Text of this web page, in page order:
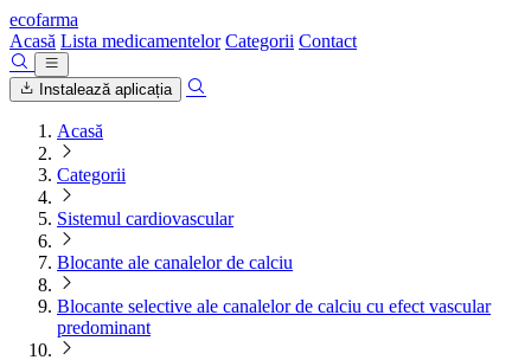
ecofarma
Acasă Lista medicamentelor Categorii Contact
Instalează aplicația
Acasă
Categorii
Sistemul cardiovascular
Blocante ale canalelor de calciu
Blocante selective ale canalelor de calciu cu efect vascular
predominant